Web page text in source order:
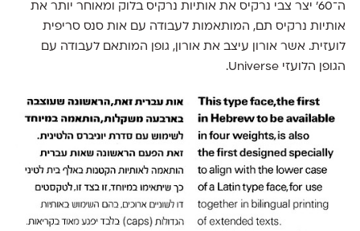
ה־60' יצר צבי נרקיס את אותיות נרקיס בלוק ומאוחר יותר את
אותיות נרקיס תם, המותאמות לעבודה עם אות סנס סריפית
לועזית. אשר אורון עיצב את אורון, גופן המותאם לעבודה עם
הגופן הלועזי Universe.